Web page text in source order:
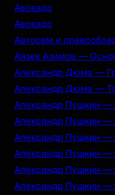
Авокадо
Авокадо
Авторам и
Айзек Азимов —
Александр Дюма —
Александр Дюма —
Александр Пушкин —
Александр Пушкин —
Александр Пушкин —
Александр Пушкин —
Александр Пушкин —
Александр Пушкин —